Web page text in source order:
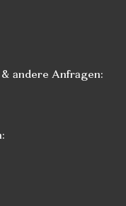
& andere Anfragen: